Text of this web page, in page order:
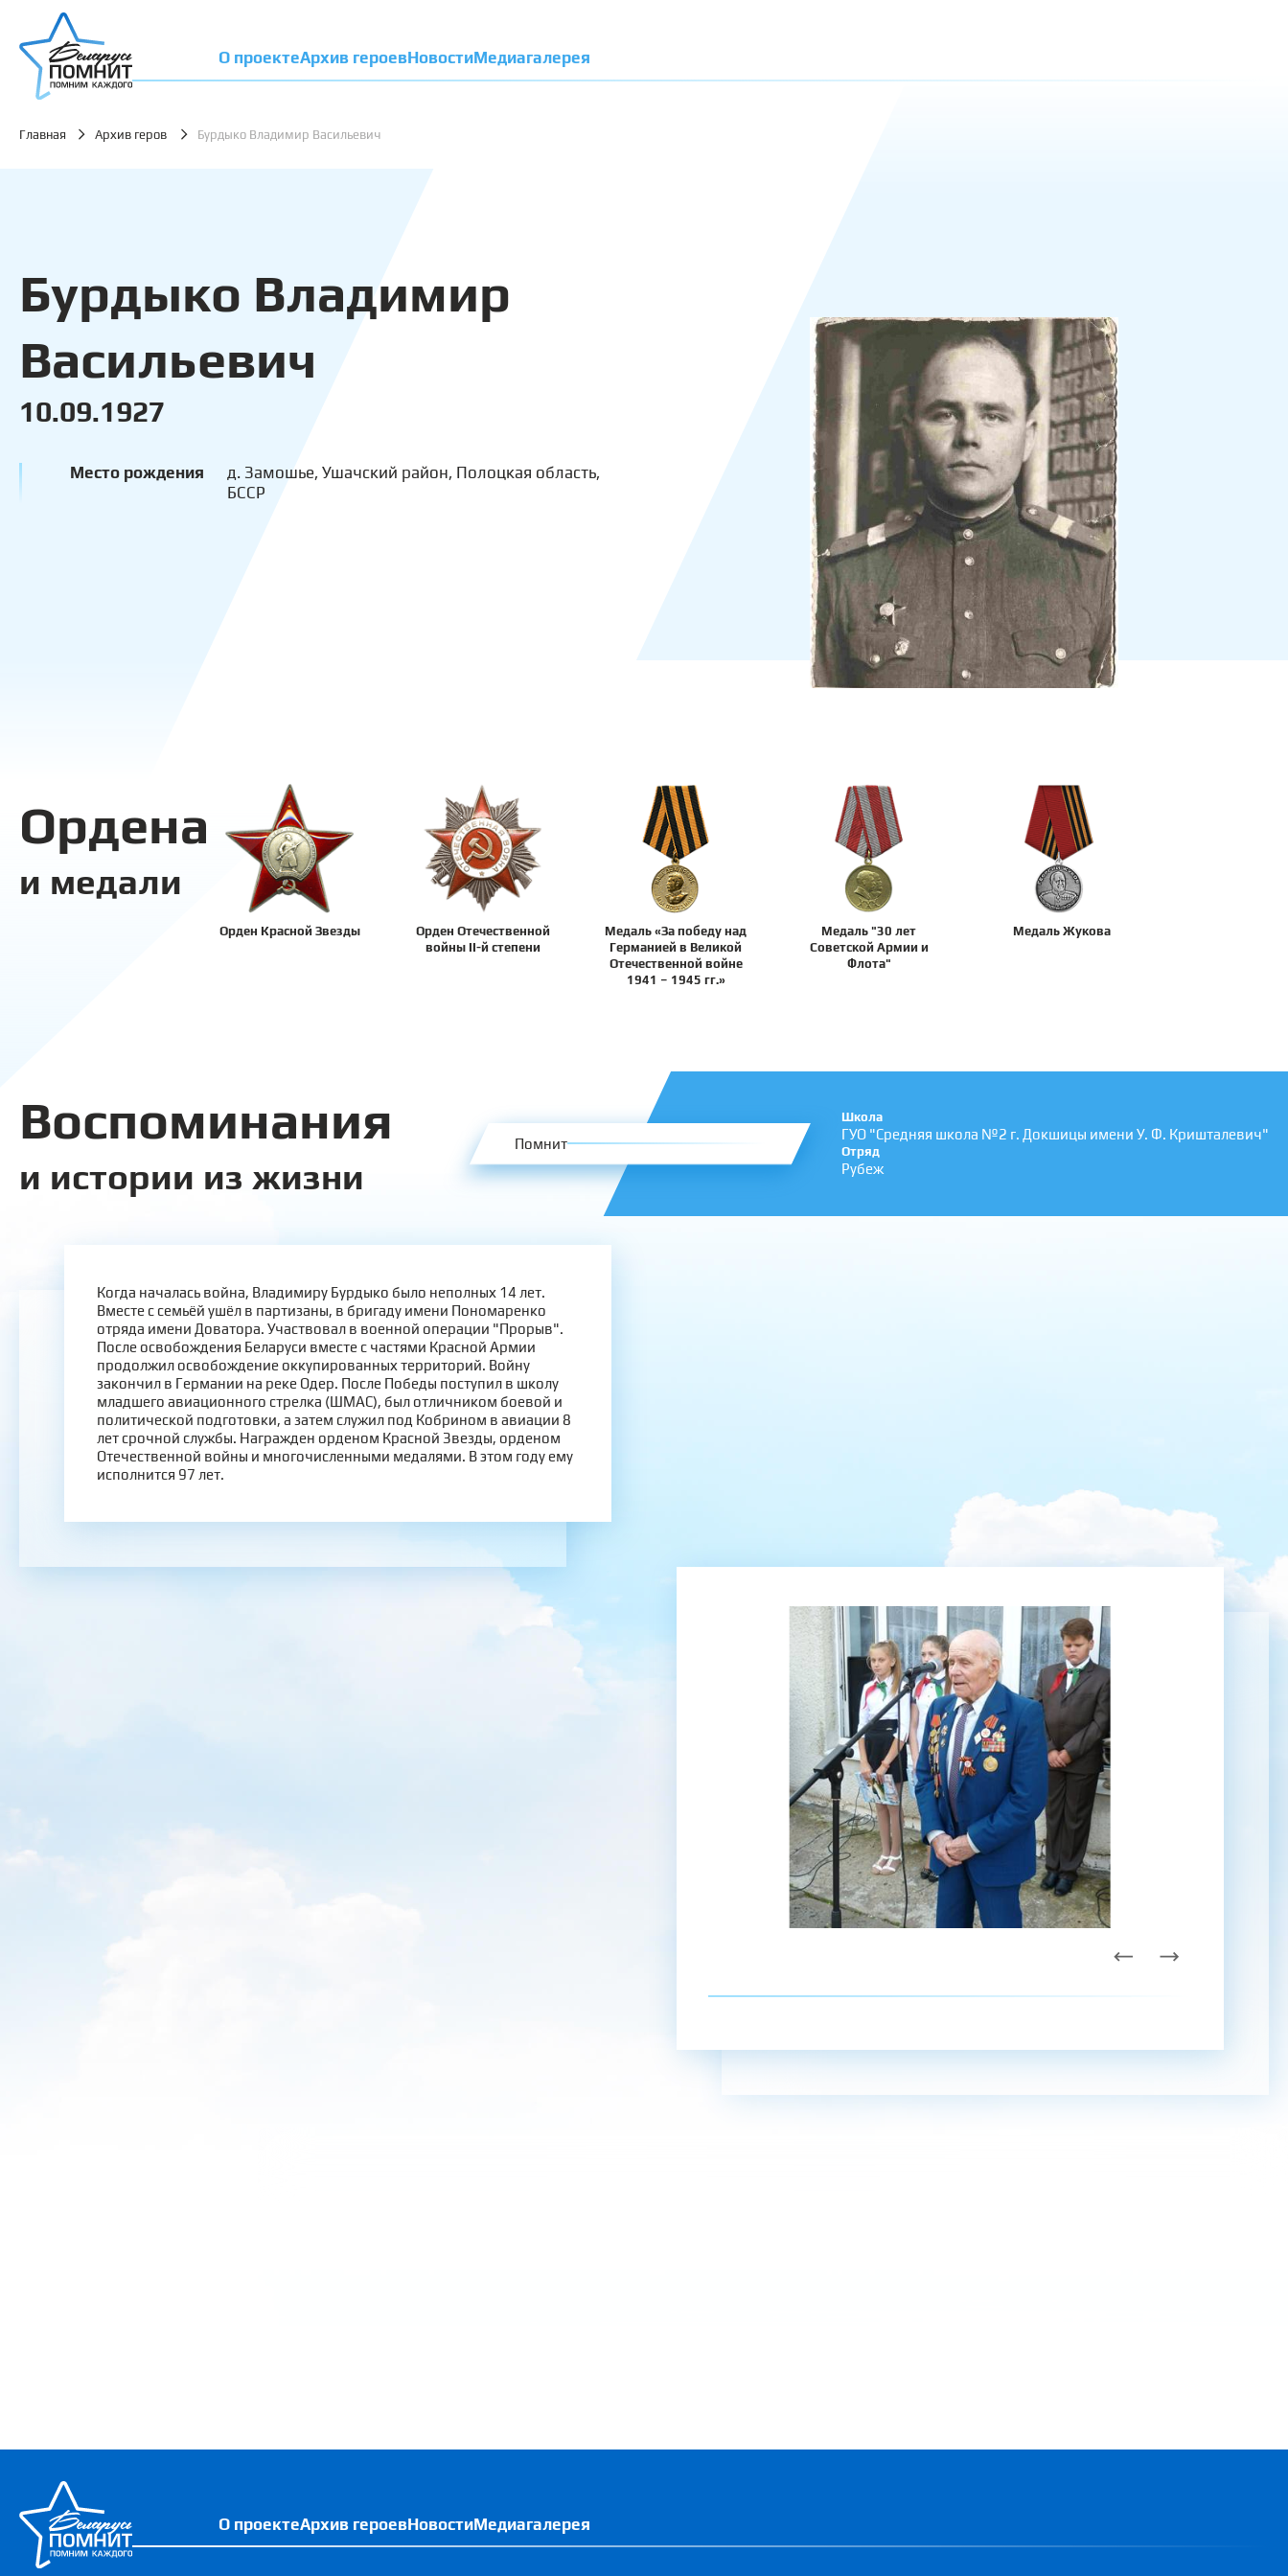
О проектеАрхив героевНовостиМедиагалерея
Главная Архив геров Бурдыко Владимир Васильевич
Бурдыко Владимир
Васильевич
10.09.1927
Место рождения
д. Замошье, Ушачский район, Полоцкая область,
БССР
Ордена
и медали
Орден Красной Звезды
Орден Отечественной
войны II-й степени
Медаль «За победу над
Германией в Великой
Отечественной войне
1941 – 1945 гг.»
Медаль "30 лет
Советской Армии и
Флота"
Медаль Жукова
Воспоминания
и истории из жизни
Помнит
Школа
ГУО "Средняя школа №2 г. Докшицы имени У. Ф. Кришталевич"
Отряд
Рубеж
Когда началась война, Владимиру Бурдыко было неполных 14 лет.
Вместе с семьёй ушёл в партизаны, в бригаду имени Пономаренко
отряда имени Доватора. Участвовал в военной операции "Прорыв".
После освобождения Беларуси вместе с частями Красной Армии
продолжил освобождение оккупированных территорий. Войну
закончил в Германии на реке Одер. После Победы поступил в школу
младшего авиационного стрелка (ШМАС), был отличником боевой и
политической подготовки, а затем служил под Кобрином в авиации 8
лет срочной службы. Награжден орденом Красной Звезды, орденом
Отечественной войны и многочисленными медалями. В этом году ему
исполнится 97 лет.
О проектеАрхив героевНовостиМедиагалерея